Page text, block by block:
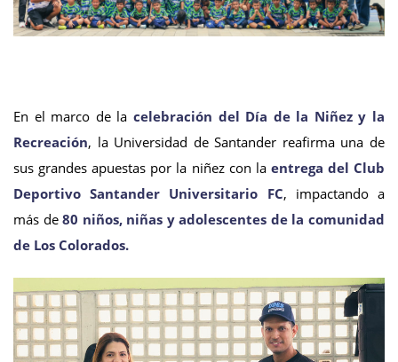
En el marco de la celebración del Día de la Niñez y la
Recreación, la Universidad de Santander reafirma una de
sus grandes apuestas por la niñez con la entrega del Club
Deportivo Santander Universitario FC, impactando a
más de80 niños, niñas y adolescentes de la comunidad
de Los Colorados.